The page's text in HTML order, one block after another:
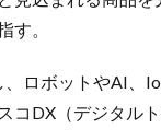
す。
ロボットやAI、
DX（デジタル